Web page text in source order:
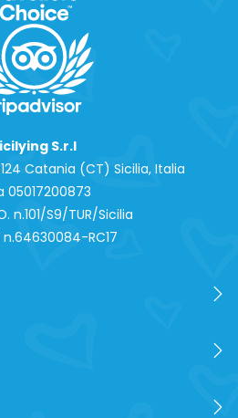
S.r.l
Catania (CT) Sicilia, Italia
0‍5017200873
n.101/S9/TUR/Sicilia
n.64630084-RC17